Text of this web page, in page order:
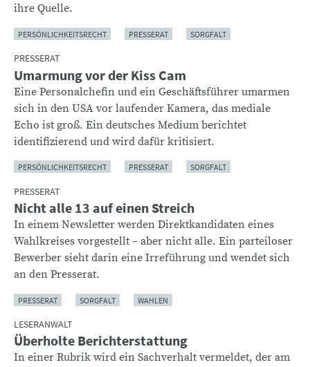
ihre Quelle.
PERSÖNLICHKEITSRECHT PRESSERAT SORGFALT
PRESSERAT
Umarmung vor der Kiss Cam
Eine Personalchefin und ein Geschäftsführer umarmen
sich in den USA vor laufender Kamera, das mediale
Echo ist groß. Ein deutsches Medium berichtet
identifizierend und wird dafür kritisiert.
PERSÖNLICHKEITSRECHT PRESSERAT SORGFALT
PRESSERAT
Nicht alle 13 auf einen Streich
In einem Newsletter werden Direktkandidaten eines
Wahlkreises vorgestellt – aber nicht alle. Ein parteiloser
Bewerber sieht darin eine Irreführung und wendet sich
an den Presserat.
PRESSERAT SORGFALT WAHLEN
LESERANWALT
Überholte Berichterstattung
In einer Rubrik wird ein Sachverhalt vermeldet, der am